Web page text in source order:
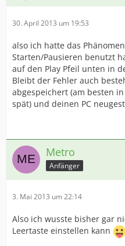
30. April 2013 um 19:53
also ich hatte das
Starten/Pausieren benutzt
auf den Play Pfeil unten in
Bleibt der Fehler auch
abgespeichert (am besten
spät) und deinen PC
Metro
Anfänger
3. Mai 2013 um 22:14
Also ich wusste bisher gar
Leertaste einstellen kann